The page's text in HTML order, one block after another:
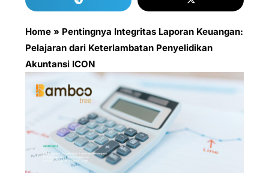
Home » Pentingnya Integritas Laporan Keuangan:
Pelajaran dari Keterlambatan Penyelidikan
Akuntansi ICON